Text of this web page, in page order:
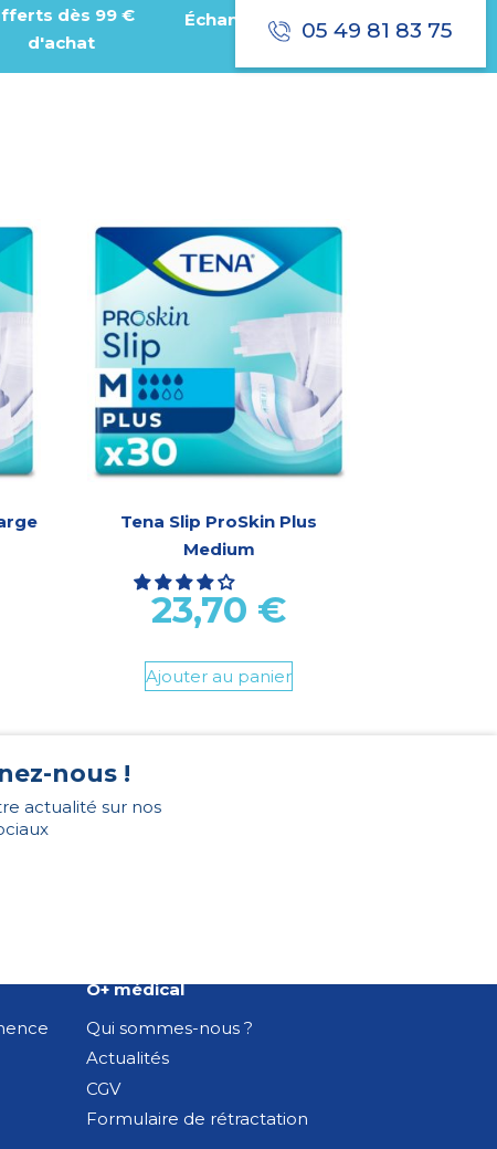
05 49 81 83 75
dès 99 €
d'achat
Échantillon gratuit
Tena Slip ProSkin Plus
Medium
23,70 €
Ajouter au panier
nous !
actualité sur nos
O+ médical
Qui sommes-nous ?
Actualités
CGV
Formulaire de rétractation